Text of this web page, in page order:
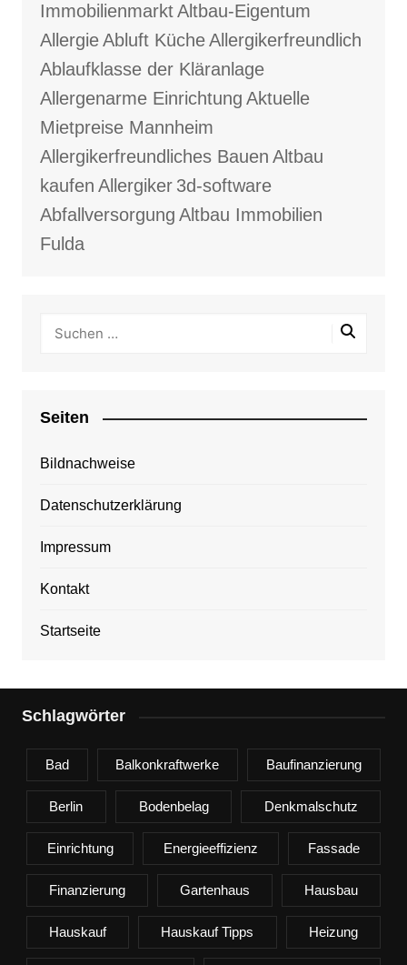
ImmobilienmarktAltbau-Eigentum
AllergieAbluft KücheAllergikerfreundlich
Ablaufklasse der Kläranlage
Allergenarme Einrichtung Aktuelle
Mietpreise Mannheim
Allergikerfreundliches Bauen Altbau
kaufen Allergiker 3d-software
Abfallversorgung Altbau Immobilien
Fulda
Seiten
Bildnachweise
Datenschutzerklärung
Impressum
Kontakt
Startseite
Schlagwörter
Bad Balkonkraftwerke Baufinanzierung
Berlin Bodenbelag Denkmalschutz
Einrichtung Energieeffizienz Fassade
Finanzierung Gartenhaus Hausbau
Hauskauf Hauskauf Tipps Heizung